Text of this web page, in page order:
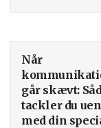
Når
går skævt:
tackler du
med din